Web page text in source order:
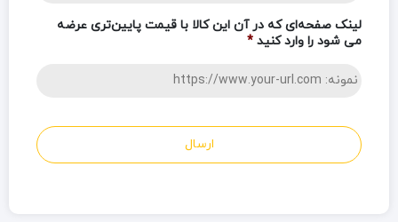
لینک صفحه‌ای که در آن این کالا با قیمت پایین‌تری عرضه
می شود را وارد کنید *